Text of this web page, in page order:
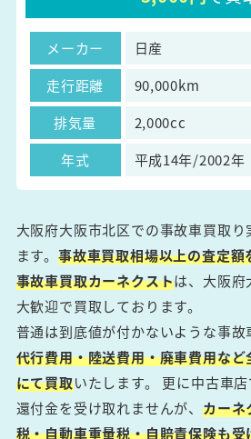
メーカー
日産
走行距離
90,000km
排気量
2,000cc
年式
平成14年/2002年
大阪府大阪市北区での事故車買取
ます。事故車買取相場以上の査定
事故車買取カーネクストは、大阪府
大歓迎で買取しております。
普通は到底値が付かないような事故
代行費用・陸送費用・廃車費用な
にて買取いたします。 更に中古車
還付金を受け取れませんが、カーネ
税・自動車重量税・自賠責保険も受